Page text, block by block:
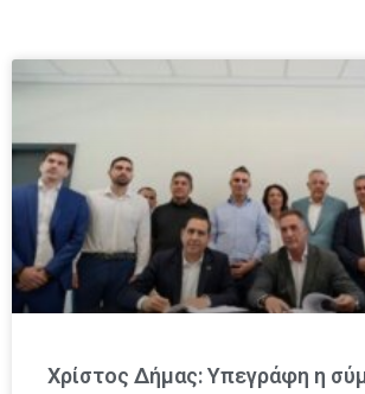
Χρίστος Δήμας: Υπεγράφη η